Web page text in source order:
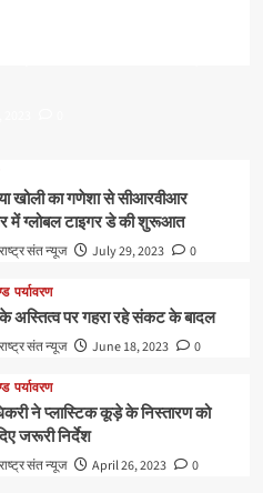
खोली का गणेशा से सीआरवीआर
में ग्लोबल टाइगर डे की शुरूआत
संत न्यूज July 29, 2023 0
पर्यावरण
अस्तित्व पर गहरा रहे संकट के बादल
संत न्यूज June 18, 2023 0
पर्यावरण
ने प्लास्टिक कूड़े के निस्तारण को
जरूरी निर्देश
संत न्यूज April 26, 2023 0